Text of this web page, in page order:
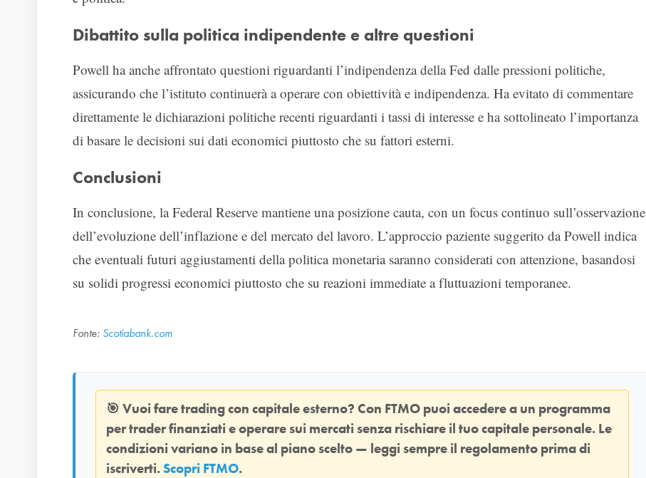
Dibattito sulla politica indipendente e altre questioni
Powell ha anche affrontato questioni riguardanti l’indipendenza della Fed dalle pressioni politiche,
assicurando che l’istituto continuerà a operare con obiettività e indipendenza. Ha evitato di commentare
direttamente le dichiarazioni politiche recenti riguardanti i tassi di interesse e ha sottolineato l’importanza
di basare le decisioni sui dati economici piuttosto che su fattori esterni.
Conclusioni
In conclusione, la Federal Reserve mantiene una posizione cauta, con un focus continuo sull’osservazione
dell’evoluzione dell’inflazione e del mercato del lavoro. L’approccio paziente suggerito da Powell indica
che eventuali futuri aggiustamenti della politica monetaria saranno considerati con attenzione, basandosi
su solidi progressi economici piuttosto che su reazioni immediate a fluttuazioni temporanee.
Fonte: Scotiabank.com
🎯 Vuoi fare trading con capitale esterno? Con FTMO puoi accedere a un programma
per trader finanziati e operare sui mercati senza rischiare il tuo capitale personale. Le
condizioni variano in base al piano scelto — leggi sempre il regolamento prima di
iscriverti. Scopri FTMO.